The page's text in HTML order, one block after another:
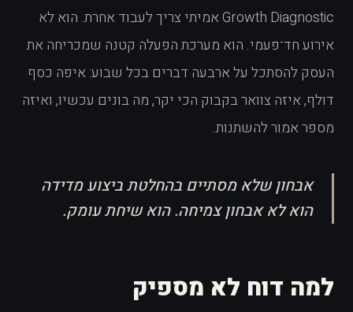
Growth Diagnostic אמיתי צריך לעבוד אחרת. הוא לא
אירוע חד־פעמי. הוא מערכת הפעלה קטנה שמכריחה את
העסק להסתכל על ארבעה דברים בכל שבוע: איפה כסף
דולף, איזה צוואר בקבוק הכי יקר, מה בונים עכשיו, ואיזה
מספר אמור להשתנות.
אבחון שלא מסתיים בהחלטת ביצוע מדידה
הוא לא אבחון צמיחה. הוא שיחת עומק.
למה דוח לא מספיק